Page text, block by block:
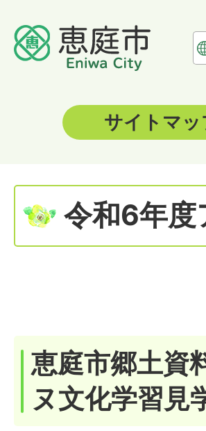
サイトマッ
令和6年度
恵庭市郷土資
ヌ文化学習見